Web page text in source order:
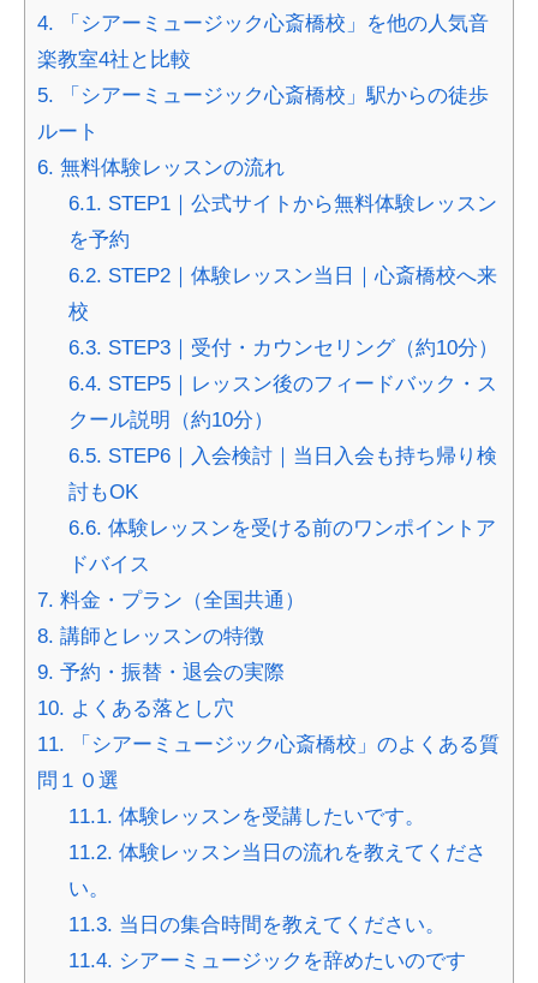
4. 「シアーミュージック心斎橋校」を他の人気音
楽教室4社と比較
5. 「シアーミュージック心斎橋校」駅からの徒歩
ルート
6. 無料体験レッスンの流れ
6.1. STEP1｜公式サイトから無料体験レッスン
を予約
6.2. STEP2｜体験レッスン当日｜心斎橋校へ来
校
6.3. STEP3｜受付・カウンセリング（約10分）
6.4. STEP5｜レッスン後のフィードバック・ス
クール説明（約10分）
6.5. STEP6｜入会検討｜当日入会も持ち帰り検
討もOK
6.6. 体験レッスンを受ける前のワンポイントア
ドバイス
7. 料金・プラン（全国共通）
8. 講師とレッスンの特徴
9. 予約・振替・退会の実際
10. よくある落とし穴
11. 「シアーミュージック心斎橋校」のよくある質
問１０選
11.1. 体験レッスンを受講したいです。
11.2. 体験レッスン当日の流れを教えてくださ
い。
11.3. 当日の集合時間を教えてください。
11.4. シアーミュージックを辞めたいのです